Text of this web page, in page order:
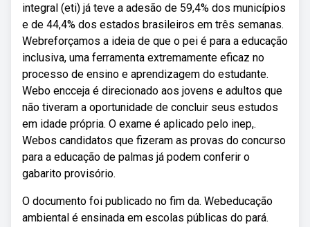
integral (eti) já teve a adesão de 59,4% dos municípios
e de 44,4% dos estados brasileiros em três semanas.
Webreforçamos a ideia de que o pei é para a educação
inclusiva, uma ferramenta extremamente eficaz no
processo de ensino e aprendizagem do estudante.
Webo encceja é direcionado aos jovens e adultos que
não tiveram a oportunidade de concluir seus estudos
em idade própria. O exame é aplicado pelo inep,.
Webos candidatos que fizeram as provas do concurso
para a educação de palmas já podem conferir o
gabarito provisório.
O documento foi publicado no fim da. Webeducação
ambiental é ensinada em escolas públicas do pará.